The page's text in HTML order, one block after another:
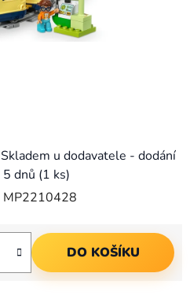
Skladem u dodavatele - dodání
5 dnů (1 ks)
MP2210428
DO KOŠÍKU